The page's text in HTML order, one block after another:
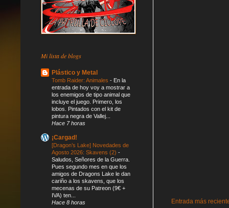
Entrada más
Mi lista de blogs
Plástico y Metal
Tomb Raider: Animales - En la
entrada de hoy voy a mostrar a
los enemigos de tipo animal que
incluye el juego. Primero, los
lobos. Pintados con el kit de
pintura negra de Vallej...
Hace 7 horas
¡Cargad!
[Dragon’s Lake] Novedades de
Agosto 2026: Skavens (2) -
Saludos, Señores de la Guerra.
Pues segundo mes en que los
amigos de Dragons Lake le dan
cariño a los skavens, que los
mecenas de su Patreon (9€ +
IVA) ten...
Hace 8 horas